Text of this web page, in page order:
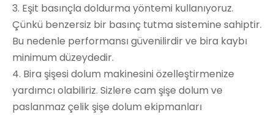
3. Eşit basınçla doldurma yöntemi kullanıyoruz.
Çünkü benzersiz bir basınç tutma sistemine sahiptir.
Bu nedenle performansı güvenilirdir ve bira kaybı
minimum düzeydedir.
4. Bira şişesi dolum makinesini özelleştirmenize
yardımcı olabiliriz. Sizlere cam şişe dolum ve
paslanmaz çelik şişe dolum ekipmanları